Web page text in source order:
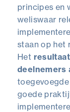
principes en
weliswaar
staan op het
Het resultaat
deelnemers
goede